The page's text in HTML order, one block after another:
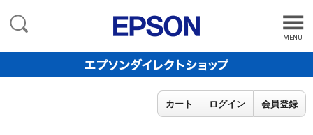
MENU
カート ログイン 会員登録